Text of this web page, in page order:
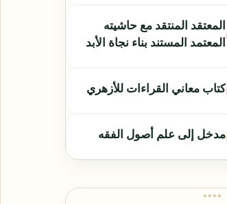
المعتقد المنتقد مع حاشيته
المعتمد المستند بناء نجاة الأبد
كتاب معاني القراءات للأزهري
مدخل إلى علم أصول الفقه